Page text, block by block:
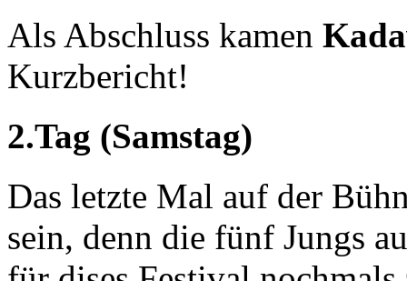
Als Abschluss kamen
Kurzbericht!
2.Tag (Samstag)
Das letzte Mal auf der
sein, denn die fünf Jungs